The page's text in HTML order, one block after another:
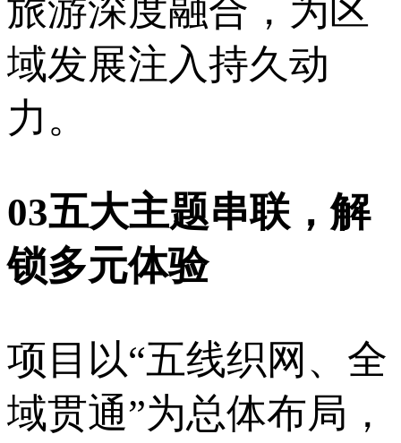
旅游深度融合，为区
域发展注入持久动
力。
03五大主题串联，解
锁多元体验
项目以“五线织网、全
域贯通”为总体布局，